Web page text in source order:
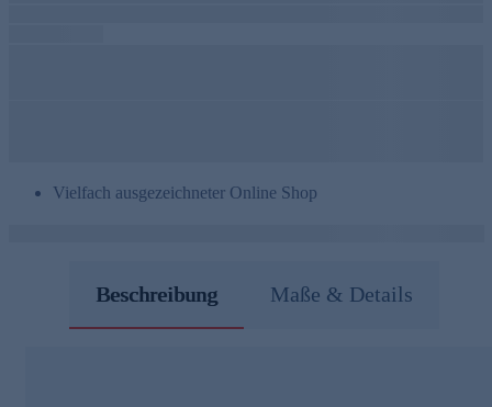
Vielfach ausgezeichneter Online Shop
Beschreibung Maße & Details